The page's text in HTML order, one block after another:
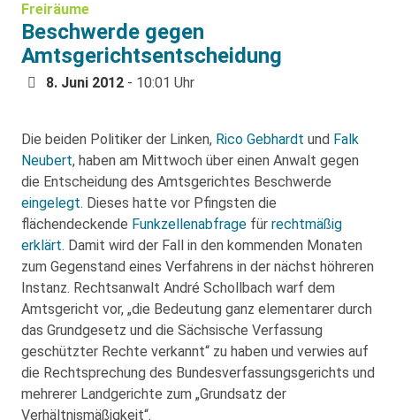
Freiräume
Beschwerde gegen
Amtsgerichtsentscheidung
8. Juni 2012 - 10:01 Uhr
Die beiden Politiker der Linken, Rico Gebhardt und Falk
Neubert, haben am Mittwoch über einen Anwalt gegen
die Entscheidung des Amtsgerichtes Beschwerde
eingelegt. Dieses hatte vor Pfingsten die
flächendeckende Funkzellenabfrage für rechtmäßig
erklärt. Damit wird der Fall in den kommenden Monaten
zum Gegenstand eines Verfahrens in der nächst höhreren
Instanz. Rechtsanwalt André Schollbach warf dem
Amtsgericht vor, „die Bedeutung ganz elementarer durch
das Grundgesetz und die Sächsische Verfassung
geschützter Rechte verkannt“ zu haben und verwies auf
die Rechtsprechung des Bundesverfassungsgerichts und
mehrerer Landgerichte zum „Grundsatz der
Verhältnismäßigkeit“.